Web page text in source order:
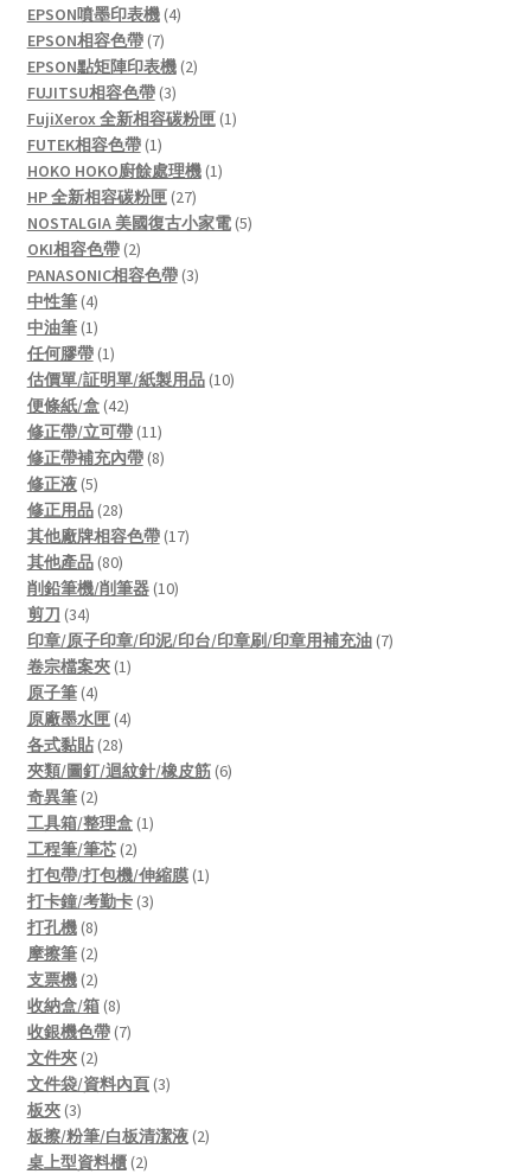
EPSON噴墨印表機 44
EPSON相容色帶 77
products
EPSON點矩陣印表機 22
FUJITSU相容色帶 33
products
FujiXerox 全新相容碳粉匣 11
FUTEK相容色帶 11
product
HOKO HOKO廚餘處理機 11
HP 全新相容碳粉匣 2727
products
NOSTALGIA 美國復古小家電 55
OKI相容色帶 22
products
PANASONIC相容色帶 33
中性筆 44
products
中油筆 11
product
任何膠帶 11
product
估價單/証明單/紙製用品 1010
便條紙/盒 4242
products
修正帶/立可帶 1111
products
修正帶補充內帶 88
修正液 55
products
修正用品 2828
products
其他廠牌相容色帶 1717
其他產品 8080
products
削鉛筆機/削筆器 1010
剪刀 3434
products
印章/原子印章/印泥/印台/印章刷/印章用補充油 77
卷宗檔案夾 11
原子筆 44
products
原廠墨水匣 44
各式黏貼 2828
products
夾類/圖釘/迴紋針/橡皮筋 66
奇異筆 22
products
工具箱/整理盒 11
工程筆/筆芯 22
products
打包帶/打包機/伸縮膜 11
打卡鐘/考勤卡 33
打孔機 88
products
摩擦筆 22
products
支票機 22
products
收納盒/箱 88
products
收銀機色帶 77
文件夾 22
products
文件袋/資料內頁 33
板夾 33
products
板擦/粉筆/白板清潔液 22
桌上型資料櫃 22